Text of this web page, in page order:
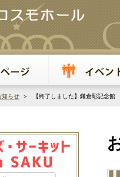
知らせ ＞ 【終了しました】鎌倉彫記念館